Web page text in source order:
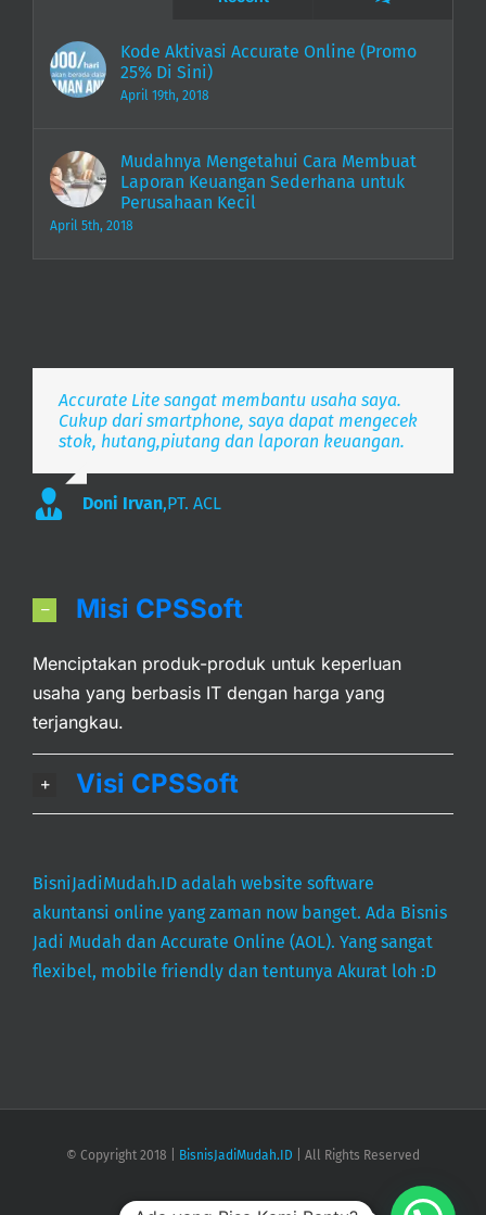
Kode Aktivasi Accurate Online (Promo
25% Di Sini)
April 19th, 2018
Mudahnya Mengetahui Cara Membuat
Laporan Keuangan Sederhana untuk
Perusahaan Kecil
April 5th, 2018
Accurate Lite sangat membantu usaha saya.
Cukup dari smartphone, saya dapat mengecek
stok, hutang,piutang dan laporan keuangan.
Doni Irvan,PT. ACL
Aplikasi pembukuan Zaman Now, i’m Happy.
Simpel, Mobile Friendly, Realtime.
Misi CPSSoft
Menciptakan produk-produk untuk keperluan
usaha yang berbasis IT dengan harga yang
terjangkau.
Visi CPSSoft
BisniJadiMudah.ID adalah website software
akuntansi online yang zaman now banget. Ada Bisnis
Jadi Mudah dan Accurate Online (AOL). Yang sangat
flexibel, mobile friendly dan tentunya Akurat loh :D
© Copyright 2018 | BisnisJadiMudah.ID | All Rights Reserved